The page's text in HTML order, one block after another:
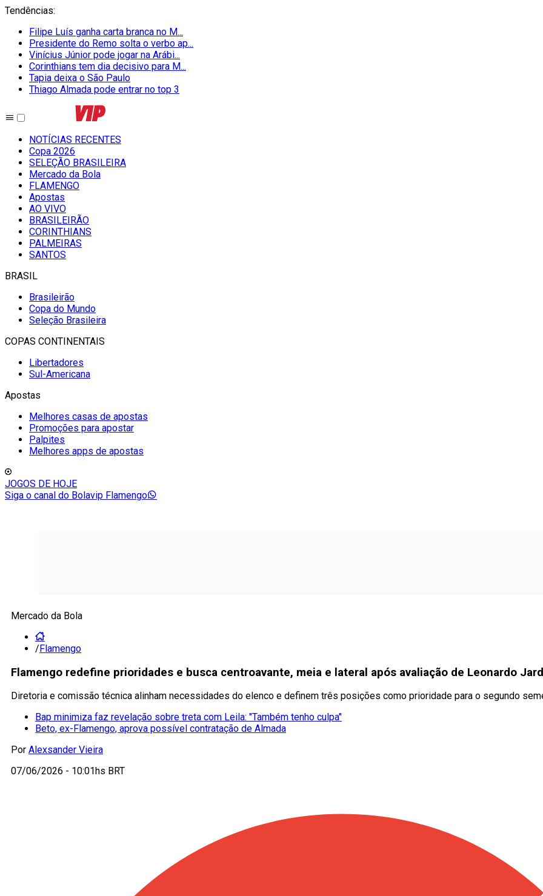
Tendências:
Filipe Luís ganha carta branca no M...
Presidente do Remo solta o verbo ap...
Vinícius Júnior pode jogar na Arábi...
Corinthians tem dia decisivo para M...
Tapia deixa o São Paulo
Thiago Almada pode entrar no top 3
NOTÍCIAS RECENTES
Copa 2026
SELEÇÃO BRASILEIRA
Mercado da Bola
FLAMENGO
Apostas
AO VIVO
BRASILEIRÃO
CORINTHIANS
PALMEIRAS
SANTOS
BRASIL
Brasileirão
Copa do Mundo
Seleção Brasileira
COPAS CONTINENTAIS
Libertadores
Sul-Americana
Apostas
Melhores casas de apostas
Promoções para apostar
Palpites
Melhores apps de apostas
JOGOS DE HOJE
Siga o canal do Bolavip Flamengo
Mercado da Bola
/Flamengo
Flamengo redefine prioridades e busca centroavante, meia e lateral após avaliação de Leonardo
Diretoria e comissão técnica alinham necessidades do elenco e definem três posições como prioridade para o segundo
Bap minimiza faz revelação sobre treta com Leila: "Também tenho culpa"
Beto, ex-Flamengo, aprova possível contratação de Almada
Por Alexsander Vieira
07/06/2026 - 10:01hs BRT